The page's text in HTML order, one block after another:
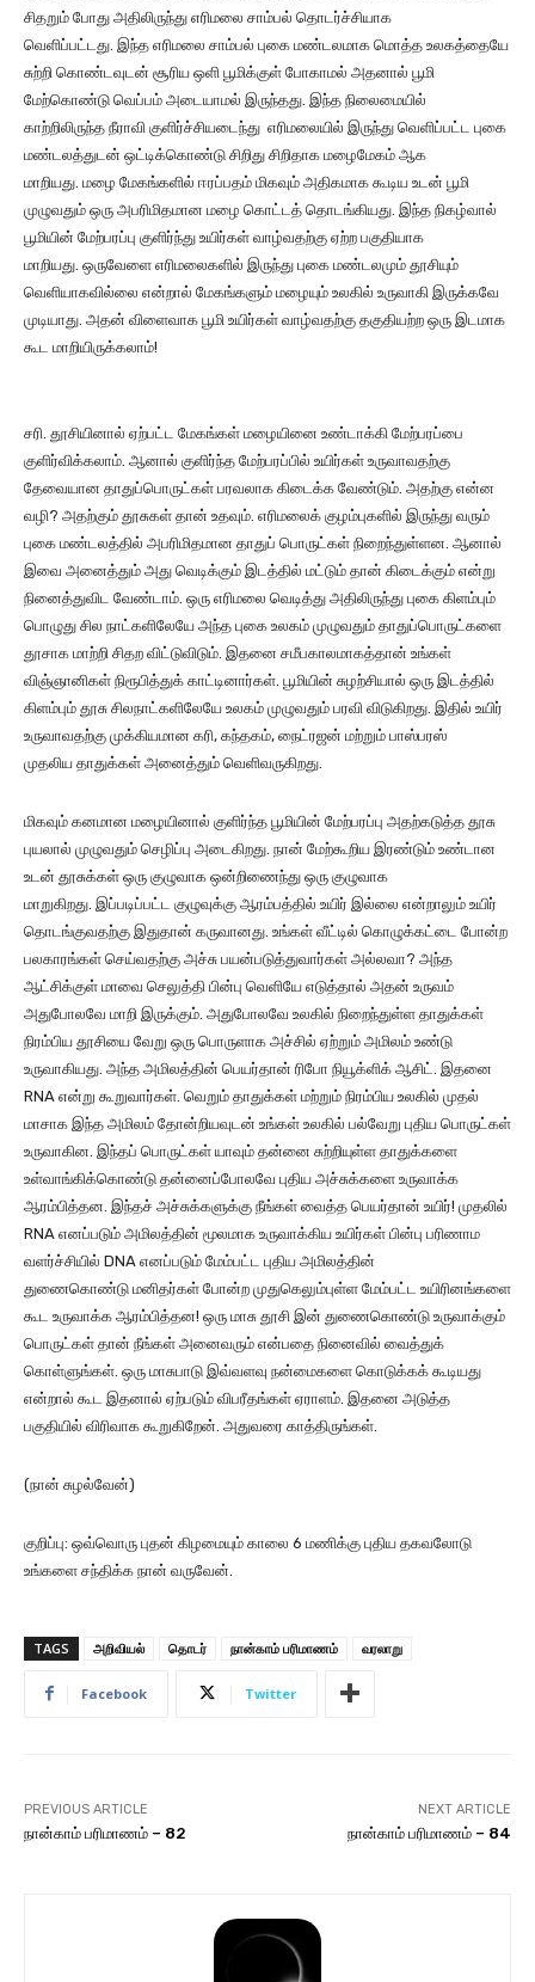
சிதறும் போது அதிலிருந்து எரிமலை சாம்பல் தொடர்ச்சியாக
வெளிப்பட்டது. இந்த எரிமலை சாம்பல் புகை மண்டலமாக மொத்த உலகத்தையே
சுற்றி கொண்டவுடன் சூரிய ஒளி பூமிக்குள் போகாமல் அதனால் பூமி
மேற்கொண்டு வெப்பம் அடையாமல் இருந்தது. இந்த நிலைமையில்
காற்றிலிருந்த நீராவி குளிர்ச்சியடைந்து எரிமலையில் இருந்து வெளிப்பட்ட புகை
மண்டலத்துடன் ஒட்டிக்கொண்டு சிறிது சிறிதாக மழைமேகம் ஆக
மாறியது. மழை மேகங்களில் ஈரப்பதம் மிகவும் அதிகமாக கூடிய உடன் பூமி
முழுவதும் ஒரு அபரிமிதமான மழை கொட்டத் தொடங்கியது. இந்த நிகழ்வால்
பூமியின் மேற்பரப்பு குளிர்ந்து உயிர்கள் வாழ்வதற்கு ஏற்ற பகுதியாக
மாறியது. ஒருவேளை எரிமலைகளில் இருந்து புகை மண்டலமும் தூசியும்
வெளியாகவில்லை என்றால் மேகங்களும் மழையும் உலகில் உருவாகி இருக்கவே
முடியாது. அதன் விளைவாக பூமி உயிர்கள் வாழ்வதற்கு தகுதியற்ற ஒரு இடமாக
கூட மாறியிருக்கலாம்!
சரி. தூசியினால் ஏற்பட்ட மேகங்கள் மழையினை உண்டாக்கி மேற்பரப்பை
குளிர்விக்கலாம். ஆனால் குளிர்ந்த மேற்பரப்பில் உயிர்கள் உருவாவதற்கு
தேவையான தாதுப்பொருட்கள் பரவலாக கிடைக்க வேண்டும். அதற்கு என்ன
வழி? அதற்கும் தூசுகள் தான் உதவும். எரிமலைக் குழம்புகளில் இருந்து வரும்
புகை மண்டலத்தில் அபரிமிதமான தாதுப் பொருட்கள் நிறைந்துள்ளன. ஆனால்
இவை அனைத்தும் அது வெடிக்கும் இடத்தில் மட்டும் தான் கிடைக்கும் என்று
நினைத்துவிட வேண்டாம். ஒரு எரிமலை வெடித்து அதிலிருந்து புகை கிளம்பும்
பொழுது சில நாட்களிலேயே அந்த புகை உலகம் முழுவதும் தாதுப்பொருட்களை
தூசாக மாற்றி சிதற விட்டுவிடும். இதனை சமீபகாலமாகத்தான் உங்கள்
விஞ்ஞானிகள் நிரூபித்துக் காட்டினார்கள். பூமியின் சுழற்சியால் ஒரு இடத்தில்
கிளம்பும் தூசு சிலநாட்களிலேயே உலகம் முழுவதும் பரவி விடுகிறது. இதில் உயிர்
உருவாவதற்கு முக்கியமான கரி, கந்தகம், நைட்ரஜன் மற்றும் பாஸ்பரஸ்
முதலிய தாதுக்கள் அனைத்தும் வெளிவருகிறது.
மிகவும் கனமான மழையினால் குளிர்ந்த பூமியின் மேற்பரப்பு அதற்கடுத்த தூசு
புயலால் முழுவதும் செழிப்பு அடைகிறது. நான் மேற்கூறிய இரண்டும் உண்டான
உடன் தூசுக்கள் ஒரு குழுவாக ஒன்றிணைந்து ஒரு குழுவாக
மாறுகிறது. இப்படிப்பட்ட குழுவுக்கு ஆரம்பத்தில் உயிர் இல்லை என்றாலும் உயிர்
தொடங்குவதற்கு இதுதான் கருவானது. உங்கள் வீட்டில் கொழுக்கட்டை போன்ற
பலகாரங்கள் செய்வதற்கு அச்சு பயன்படுத்துவார்கள் அல்லவா? அந்த
ஆட்சிக்குள் மாவை செலுத்தி பின்பு வெளியே எடுத்தால் அதன் உருவம்
அதுபோலவே மாறி இருக்கும். அதுபோலவே உலகில் நிறைந்துள்ள தாதுக்கள்
நிரம்பிய தூசியை வேறு ஒரு பொருளாக அச்சில் ஏற்றும் அமிலம் உண்டு
உருவாகியது. அந்த அமிலத்தின் பெயர்தான் ரிபோ நியூக்ளிக் ஆசிட். இதனை
RNA என்று கூறுவார்கள். வெறும் தாதுக்கள் மற்றும் நிரம்பிய உலகில் முதல்
மாசாக இந்த அமிலம் தோன்றியவுடன் உங்கள் உலகில் பல்வேறு புதிய பொருட்கள்
உருவாகின. இந்தப் பொருட்கள் யாவும் தன்னை சுற்றியுள்ள தாதுக்களை
உள்வாங்கிக்கொண்டு தன்னைப்போலவே புதிய அச்சுக்களை உருவாக்க
ஆரம்பித்தன. இந்தச் அச்சுக்களுக்கு நீங்கள் வைத்த பெயர்தான் உயிர்! முதலில்
RNA எனப்படும் அமிலத்தின் மூலமாக உருவாக்கிய உயிர்கள் பின்பு பரிணாம
வளர்ச்சியில் DNA எனப்படும் மேம்பட்ட புதிய அமிலத்தின்
துணைகொண்டு மனிதர்கள் போன்ற முதுகெலும்புள்ள மேம்பட்ட உயிரினங்களை
கூட உருவாக்க ஆரம்பித்தன! ஒரு மாசு தூசி இன் துணைகொண்டு உருவாக்கும்
பொருட்கள் தான் நீங்கள் அனைவரும் என்பதை நினைவில் வைத்துக்
கொள்ளுங்கள். ஒரு மாசுபாடு இவ்வளவு நன்மைகளை கொடுக்கக் கூடியது
என்றால் கூட இதனால் ஏற்படும் விபரீதங்கள் ஏராளம். இதனை அடுத்த
பகுதியில் விரிவாக கூறுகிறேன். அதுவரை காத்திருங்கள்.
(நான் சுழல்வேன்)
குறிப்பு: ஒவ்வொரு புதன் கிழமையும் காலை 6 மணிக்கு புதிய தகவலோடு
உங்களை சந்திக்க நான் வருவேன்.
TAGS அறிவியல் தொடர் நான்காம் பரிமாணம் வரலாறு
Facebook Twitter
PREVIOUS ARTICLE
நான்காம் பரிமாணம் – 82
NEXT ARTICLE
நான்காம் பரிமாணம் – 84